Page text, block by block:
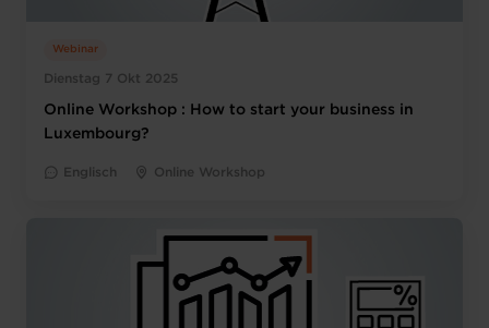
Dienstag 7 Okt 2025
Webinar
Online Workshop : How to start your business in
Luxembourg?
Englisch Online Workshop